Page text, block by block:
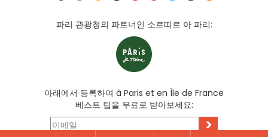
파리 관광청의 파트너인 소르띠르 아 파리:
아래에서 등록하여 à Paris et en Île de France
베스트 팁을 무료로 받아보세요:
>